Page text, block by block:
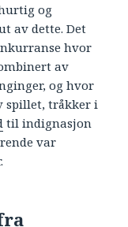
og
av dette. Det
hvor
av
og hvor
spillet, tråkker i
til indignasjon
var